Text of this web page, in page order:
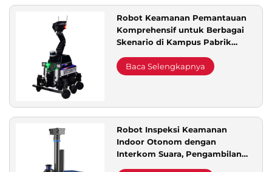
Robot Keamanan Pemantauan
Komprehensif untuk Berbagai
Skenario di Kampus Pabrik
Cerdas Mandiri Lengkap
Baca Selengkapnya
Robot Inspeksi Keamanan
Indoor Otonom dengan
Interkom Suara, Pengambilan